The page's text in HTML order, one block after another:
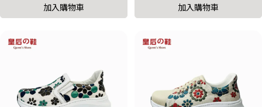
加入購物車 加入購物車